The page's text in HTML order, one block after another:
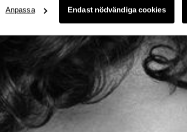
Endast nödvändiga cookies
Anpassa